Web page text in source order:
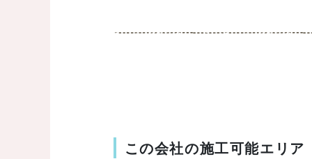
この会社の施工可能エリア